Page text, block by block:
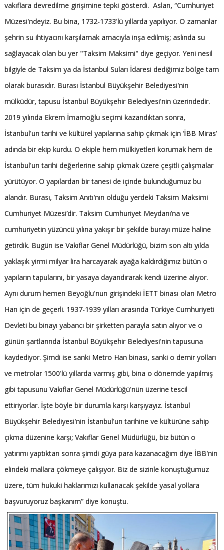
vakıflara devredilme girişimine tepki gösterdi. Aslan, “Cumhuriyet
Müzesi'ndeyiz. Bu bina, 1732-1733'lü yıllarda yapılıyor. O zamanlar
şehrin su ihtiyacını karşılamak amacıyla inşa edilmiş; aslında su
sağlayacak olan bu yer "Taksim Maksimi" diye geçiyor. Yeni nesil
bilgiyle de Taksim ya da İstanbul Suları İdaresi dediğimiz bölge tam
olarak burasıdır. Burası İstanbul Büyükşehir Belediyesi'nin
mülküdür, tapusu İstanbul Büyükşehir Belediyesi'nin üzerindedir.
2019 yılında Ekrem İmamoğlu seçimi kazandıktan sonra,
İstanbul'un tarihi ve kültürel yapılarına sahip çıkmak için ‘İBB Miras’
adında bir ekip kurdu. O ekiple hem mülkiyetleri korumak hem de
İstanbul'un tarihi değerlerine sahip çıkmak üzere çeşitli çalışmalar
yürütüyor. O yapılardan bir tanesi de içinde bulunduğumuz bu
alandır. Burası, Taksim Anıtı'nın olduğu yerdeki Taksim Maksimi
Cumhuriyet Müzesi’dir. Taksim Cumhuriyet Meydanı’na ve
cumhuriyetin yüzüncü yılına yakışır bir şekilde burayı müze haline
getirdik. Bugün ise Vakıflar Genel Müdürlüğü, bizim son altı yılda
yaklaşık yirmi milyar lira harcayarak ayağa kaldırdığımız bütün o
yapıların tapularını, bir yasaya dayandırarak kendi üzerine alıyor.
Aynı durum hemen Beyoğlu'nun girişindeki İETT binası olan Metro
Han için de geçerli. 1937-1939 yılları arasında Türkiye Cumhuriyeti
Devleti bu binayı yabancı bir şirketten parayla satın alıyor ve o
günün şartlarında İstanbul Büyükşehir Belediyesi'nin tapusuna
kaydediyor. Şimdi ise sanki Metro Han binası, sanki o demir yolları
ve metrolar 1500'lü yıllarda varmış gibi, bina o dönemde yapılmış
gibi tapusunu Vakıflar Genel Müdürlüğü'nün üzerine tescil
ettiriyorlar. İşte böyle bir durumla karşı karşıyayız. İstanbul
Büyükşehir Belediyesi'nin İstanbul'un tarihine ve kültürüne sahip
çıkma düzenine karşı; Vakıflar Genel Müdürlüğü, biz bütün o
yatırımı yaptıktan sonra şimdi güya para kazanacağım diye İBB'nin
elindeki mallara çökmeye çalışıyor. Biz de sizinle konuştuğumuz
üzere, tüm hukuki haklarımızı kullanacak şekilde yasal yollara
başvuruyoruz başkanım” diye konuştu.